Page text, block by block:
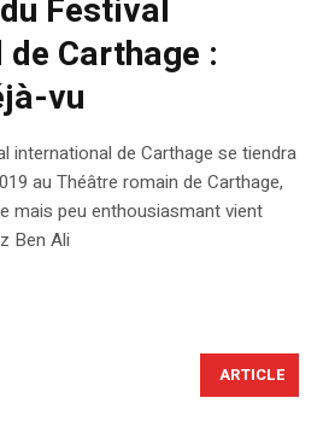
Festival
Carthage :
vu
international de Carthage se tiendra
au Théâtre romain de Carthage,
mais peu enthousiasmant vient
Ben Ali
ARTICLE